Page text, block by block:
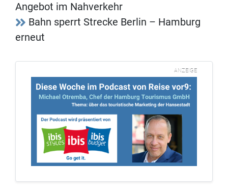
Angebot im Nahverkehr
Bahn sperrt Strecke Berlin – Hamburg
erneut
ANZEIGE